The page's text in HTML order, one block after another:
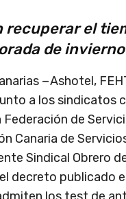
recuperar el
de
−Ashotel,
a los sindicatos
de
Canaria de
Sindical Obrero
decreto publicado